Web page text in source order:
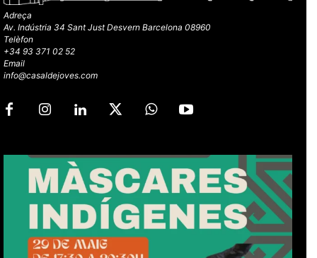
Adreça
Av. Indústria 34 Sant Just Desvern Barcelona 08960
Telèfon
+34 93 371 02 52
Email
info@casaldejoves.com